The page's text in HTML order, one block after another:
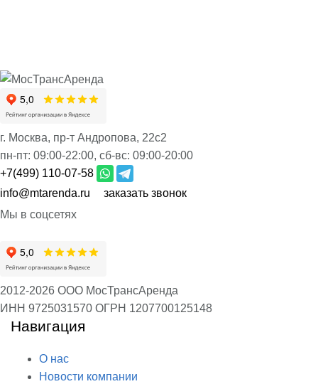
г. Москва, пр-т Андропова, 22с2
пн-пт: 09:00-22:00, сб-вс: 09:00-20:00
+7(499) 110-07-58
info@mtarenda.ru
заказать звонок
Мы в соцсетях
2012-2026 ООО МосТрансАренда
ИНН 9725031570 ОГРН 1207700125148
Навигация
О нас
Новости компании